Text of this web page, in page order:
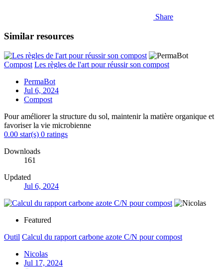
Share
Similar resources
Compost Les règles de l'art pour réussir son compost
PermaBot
Jul 6, 2024
Compost
Pour améliorer la structure du sol, maintenir la matière organique et
favoriser la vie microbienne
0.00 star(s) 0 ratings
Downloads
161
Updated
Jul 6, 2024
Featured
Outil Calcul du rapport carbone azote C/N pour compost
Nicolas
Jul 17, 2024